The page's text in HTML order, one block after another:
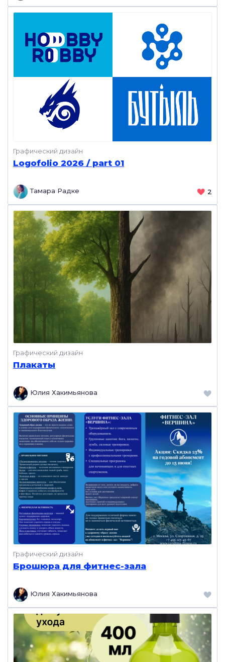
Графический дизайн
Logofolio 2026 / part 01
Тамара Радке 2
Графический дизайн
Плакаты
Юлия Хакимьянова
Графический дизайн
Брошюра для фитнес-зала
Юлия Хакимьянова